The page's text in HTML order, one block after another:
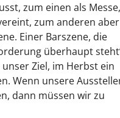
zum einen als Messe,
zum anderen aber
Einer Barszene, die
überhaupt
unser Ziel, im Herbst ein
Wenn unsere
dann müssen wir zu